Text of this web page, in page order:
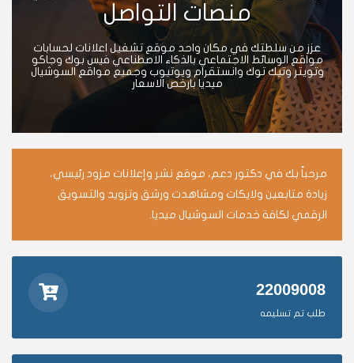
منصات التواصل
عزز من سلطتك في مكان واحد موقع تشغيل اعلانات لحسابات
مواقع الوسائط الاجتماعي بالذكاء الاصطناعي فيس بوك وجاكو
وتويتر وتيك توك وانستقرام ويوتيوب وجميع مواقع السوشيال
ميديا بارخص الاسعار
مرحباً بك في دكتور دعم، موقع نشر وإعلانات مزود رئيسي،
زيادة متابعين ولايكات ومشاهدت ورشق وتزويد والتسويق
الرقمي لكافة خدمات السوشيال ميديا.
22009008
طلب تم تسليمه